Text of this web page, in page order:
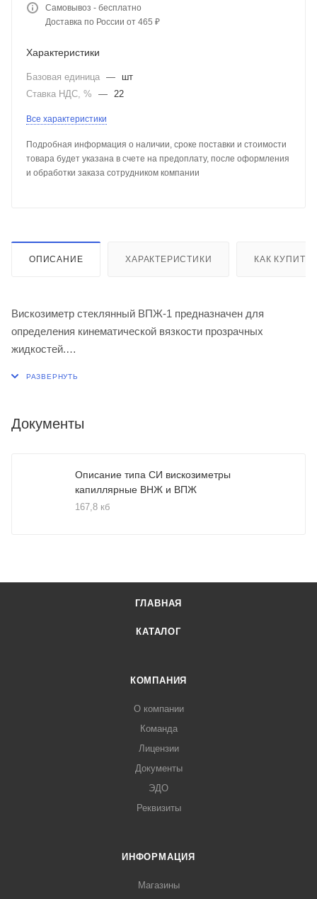
Самовывоз - бесплатно
Доставка по России от 465 ₽
Характеристики
Базовая единица —
шт
Ставка НДС, %
— 22
Все характеристики
Подробная информация о наличии, сроке поставки и стоимости
товара будет указана в счете на предоплату, после оформления
и обработки заказа сотрудником компании
ОПИСАНИЕ ХАРАКТЕРИСТИКИ КАК КУПИТЬ
Вискозиметр стеклянный ВПЖ-1 предназначен для
определения кинематической вязкости прозрачных
жидкостей.
Диапазон измерений вязкости от 2000 до 10000
Документы
Описание типа СИ вискозиметры
капиллярные ВНЖ и ВПЖ
167,8 кб
ГЛАВНАЯ
КАТАЛОГ
КОМПАНИЯ
О компании
Команда
Лицензии
Документы
ЭДО
Реквизиты
ИНФОРМАЦИЯ
Магазины